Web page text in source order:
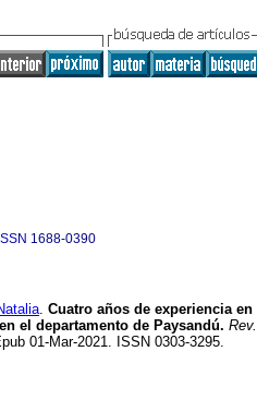
ISSN 1688-0390
. Cuatro años de experiencia en
el departamento de Paysandú. Rev.
01-Mar-2021. ISSN 0303-3295.